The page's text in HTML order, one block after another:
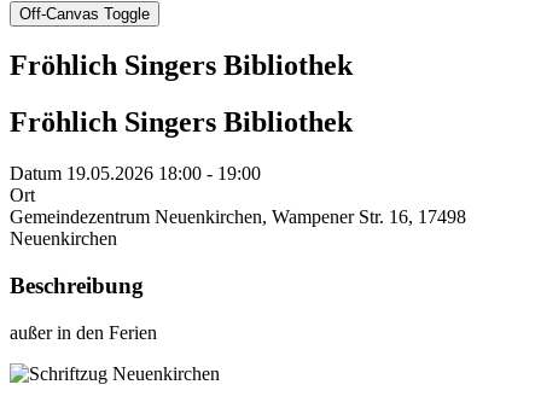
Off-Canvas Toggle
Fröhlich Singers Bibliothek
Fröhlich Singers Bibliothek
Datum 19.05.2026 18:00 - 19:00
Ort
Gemeindezentrum Neuenkirchen, Wampener Str. 16, 17498
Neuenkirchen
Beschreibung
außer in den Ferien